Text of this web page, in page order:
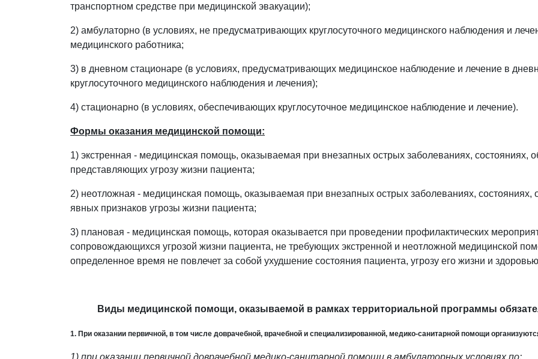
транспортном средстве при медицинской эвакуации);
2) амбулаторно (в условиях, не предусматривающих круглосуточного медицинского наблюдения и
медицинского работника;
3) в дневном стационаре (в условиях, предусматривающих медицинское наблюдение и лечение в
круглосуточного медицинского наблюдения и лечения);
4) стационарно (в условиях, обеспечивающих круглосуточное медицинское наблюдение и лечение).
Формы оказания медицинской помощи:
1) экстренная - медицинская помощь, оказываемая при внезапных острых заболеваниях, состояниях,
представляющих угрозу жизни пациента;
2) неотложная - медицинская помощь, оказываемая при внезапных острых заболеваниях, состояниях,
явных признаков угрозы жизни пациента;
3) плановая - медицинская помощь, которая оказывается при проведении профилактических
сопровождающихся угрозой жизни пациента, не требующих экстренной и неотложной медицинской
определенное время не повлечет за собой ухудшение состояния пациента, угрозу его жизни и
Виды медицинской помощи, оказываемой в рамках территориальной программы
1. При оказании первичной, в том числе доврачебной, врачебной и специализированной, медико-санитарной помощи
1) при оказании первичной доврачебной медико-санитарной помощи в амбулаторных условиях по: